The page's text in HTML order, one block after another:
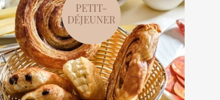
PETIT-
DÉJEUNER